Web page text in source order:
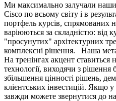
Ми максимально залучали
Cisco по всьому світу і в
портфель курсів, спрямованих
варіюються за складністю: від
"просунутих" архітектурних
комплексні рішення. Наша
На тренінгах акцент ставиться
технології, виходячи з рішення
збільшення цінності рішень,
клієнтських інвестицій. Якщо
завжди можете звернутися до